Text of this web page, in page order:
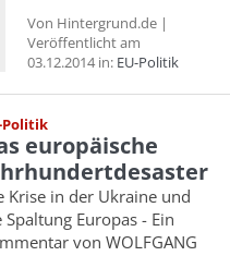
Von Hintergrund.de |
Veröffentlicht am
03.12.2014 in: EU-Politik
Politik
europäische
Krise in der Ukraine und
Spaltung Europas - Ein
von WOLFGANG